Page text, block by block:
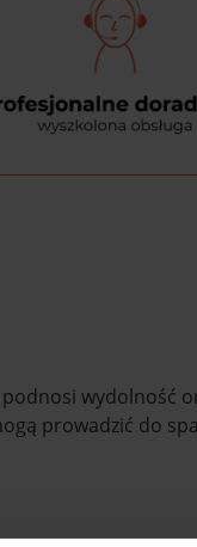
wydolność
prowadzić do